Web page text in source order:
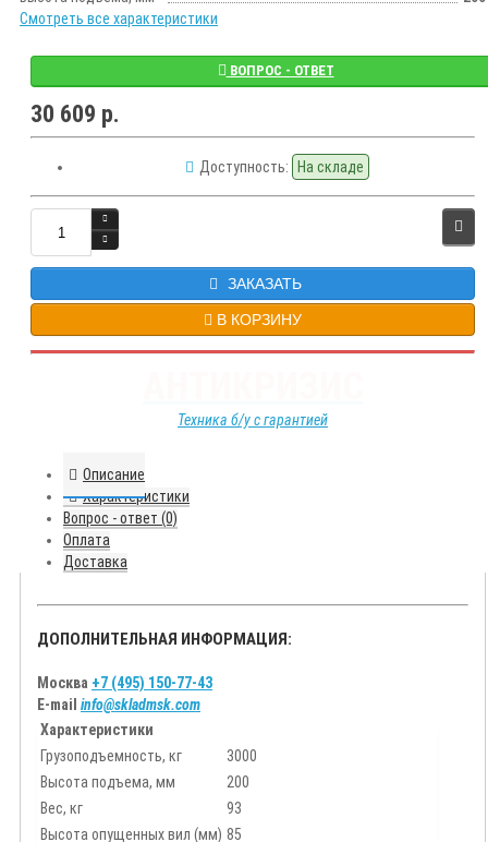
Смотреть все характеристики
ВОПРОС - ОТВЕТ
30 609 р.
Доступность: На складе
ЗАКАЗАТЬ
В КОРЗИНУ
Техника б/у с гарантией
Описание
Характеристики
Вопрос - ответ (0)
Оплата
Доставка
ДОПОЛНИТЕЛЬНАЯ ИНФОРМАЦИЯ:
Москва +7 (495) 150-77-43
E-mail info@skladmsk.com
Характеристики
Грузоподъемность, кг
3000
Высота подъема, мм
200
Вес, кг
93
Высота опущенных вил (мм) 85